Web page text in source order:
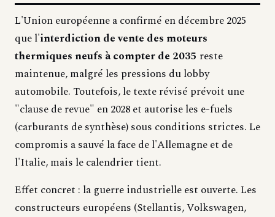
L'Union européenne a confirmé en décembre 2025
que l'interdiction de vente des moteurs
thermiques neufs à compter de 2035 reste
maintenue, malgré les pressions du lobby
automobile. Toutefois, le texte révisé prévoit une
"clause de revue" en 2028 et autorise les e-fuels
(carburants de synthèse) sous conditions strictes. Le
compromis a sauvé la face de l'Allemagne et de
l'Italie, mais le calendrier tient.
Effet concret : la guerre industrielle est ouverte. Les
constructeurs européens (Stellantis, Volkswagen,